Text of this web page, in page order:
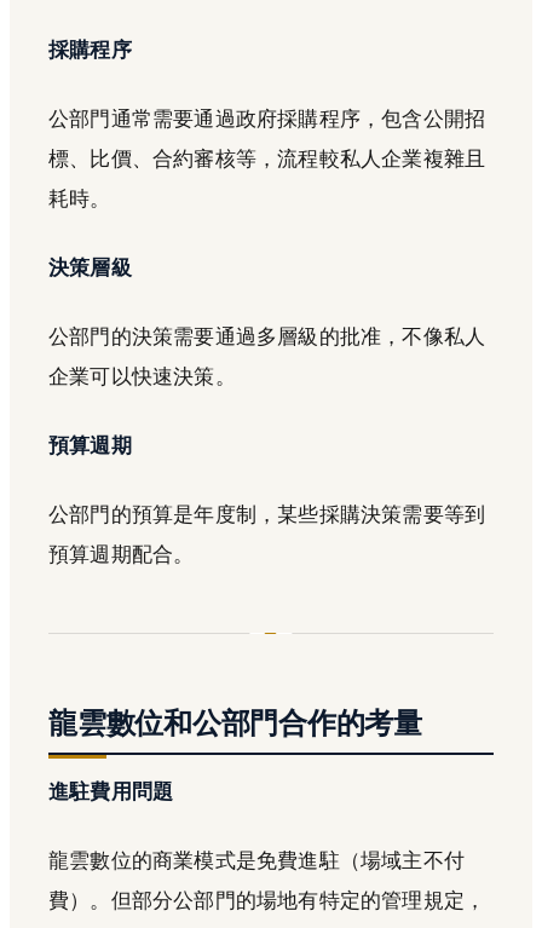
採購程序
公部門通常需要通過政府採購程序，包含公開招
標、比價、合約審核等，流程較私人企業複雜且
耗時。
決策層級
公部門的決策需要通過多層級的批准，不像私人
企業可以快速決策。
預算週期
公部門的預算是年度制，某些採購決策需要等到
預算週期配合。
龍雲數位和公部門合作的考量
進駐費用問題
龍雲數位的商業模式是免費進駐（場域主不付
費）。但部分公部門的場地有特定的管理規定，